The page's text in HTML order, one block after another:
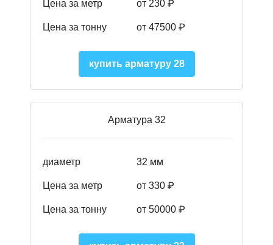
Цена за метр от 230 ₽
Цена за тонну от 47500 ₽
купить арматуру 28
Арматура 32
диаметр 32 мм
Цена за метр от 330 ₽
Цена за тонну от 50000 ₽